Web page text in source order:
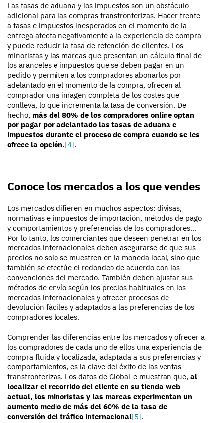
Las tasas de aduana y los impuestos son un obstáculo
adicional para las compras transfronterizas. Hacer frente
a tasas e impuestos inesperados en el momento de la
entrega afecta negativamente a la experiencia de compra
y puede reducir la tasa de retención de clientes. Los
minoristas y las marcas que presentan un cálculo final de
los aranceles e impuestos que se deben pagar en un
pedido y permiten a los compradores abonarlos por
adelantado en el momento de la compra, ofrecen al
comprador una imagen completa de los costes que
conlleva, lo que incrementa la tasa de conversión. De
hecho, más del 80% de los compradores online optan
por pagar por adelantado las tasas de aduana e
impuestos durante el proceso de compra cuando se les
ofrece la opción.[4].
Conoce los mercados a los que vendes
Los mercados difieren en muchos aspectos: divisas,
normativas e impuestos de importación, métodos de pago
y comportamientos y preferencias de los compradores…
Por lo tanto, los comerciantes que deseen penetrar en los
mercados internacionales deben asegurarse de que sus
precios no solo se muestren en la moneda local, sino que
también se efectúe el redondeo de acuerdo con las
convenciones del mercado. También deben ajustar sus
métodos de envío según los precios habituales en los
mercados internacionales y ofrecer procesos de
devolución fáciles y adaptados a las preferencias de los
compradores locales.
Comprender las diferencias entre los mercados y ofrecer a
los compradores de cada uno de ellos una experiencia de
compra fluida y localizada, adaptada a sus preferencias y
comportamientos, es la clave del éxito de las ventas
transfronterizas. Los datos de Global-e muestran que, al
localizar el recorrido del cliente en su tienda web
actual, los minoristas y las marcas experimentan un
aumento medio de más del 60% de la tasa de
conversión del tráfico internacional[5].